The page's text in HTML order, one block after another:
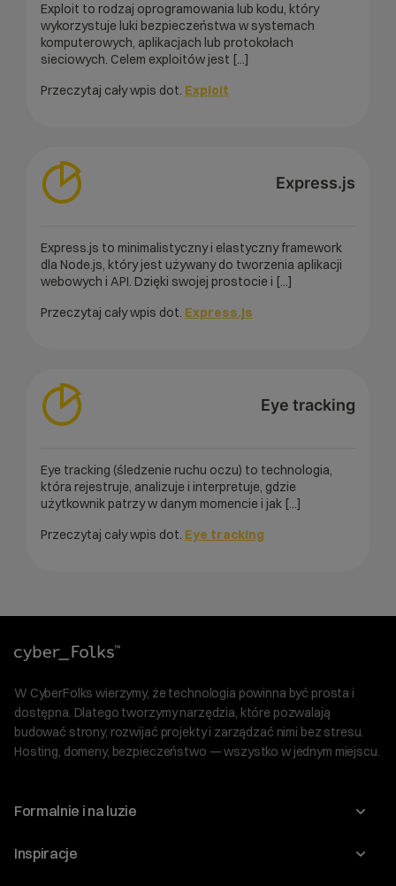
Exploit to rodzaj oprogramowania lub kodu, który
wykorzystuje luki bezpieczeństwa w systemach
komputerowych, aplikacjach lub protokołach
sieciowych. Celem exploitów jest [...]
Przeczytaj cały wpis dot. Exploit
Express.js
Express.js to minimalistyczny i elastyczny framework
dla Node.js, który jest używany do tworzenia aplikacji
webowych i API. Dzięki swojej prostocie i [...]
Przeczytaj cały wpis dot. Express.js
Eye tracking
Eye tracking (śledzenie ruchu oczu) to technologia,
która rejestruje, analizuje i interpretuje, gdzie
użytkownik patrzy w danym momencie i jak [...]
Przeczytaj cały wpis dot. Eye tracking
W CyberFolks wierzymy, że technologia powinna być prosta i
dostępna. Dlatego tworzymy narzędzia, które pozwalają
budować strony, rozwijać projekty i zarządzać nimi bez stresu.
Hosting, domeny, bezpieczeństwo — wszystko w jednym miejscu.
Formalnie i na luzie
O nas
Inspiracje